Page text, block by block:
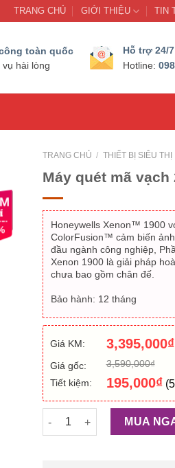
TRANG CHỦ GIỚI THIỆU TIN
toàn quốc
vụ hài lòng
Hỗ trợ 24/7
Hotline:
TRANG CHỦ / THIẾT BỊ SIÊU THỊ
Máy quét mã vạch
Honeywells Xenon™ 1900
ColorFusion™ cảm biến
đầu ngành công nghiệp,
Xenon 1900 là giải pháp
chưa bao gồm chân đế.
Bảo hành: 12 tháng
Giá KM: 3,395,000₫
Giá gốc: 3,590,000₫
Tiết kiệm:
195,000₫
Máy quét mã vạch 2 chiều
MUA